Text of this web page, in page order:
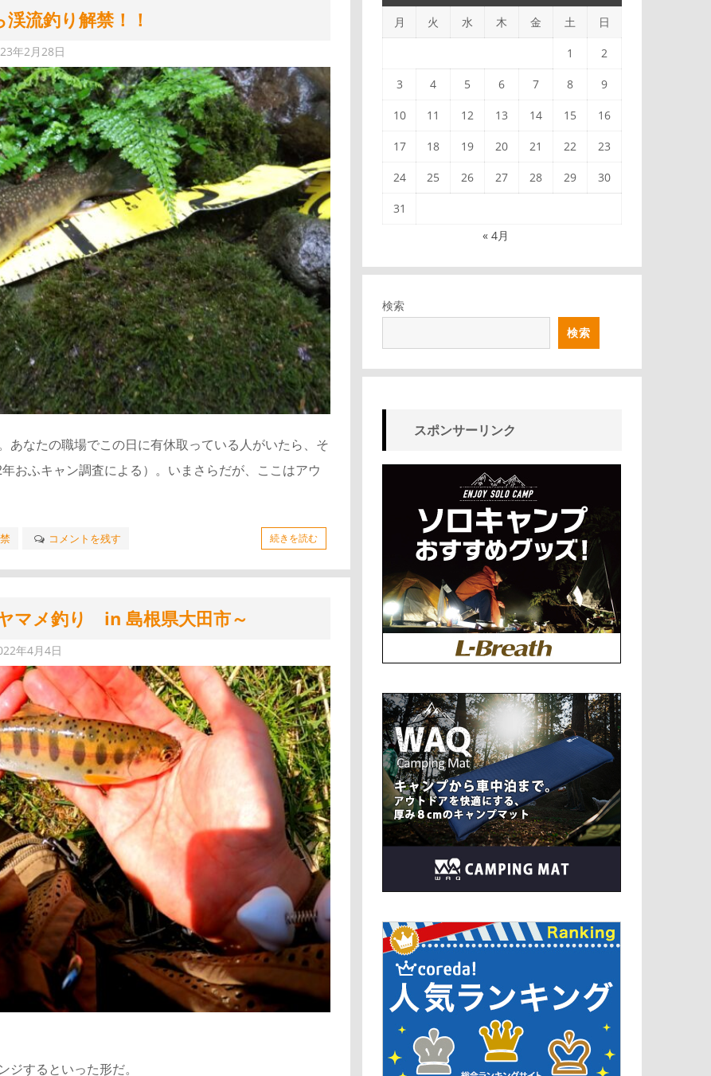
流釣り解禁！！
年2月28日
あなたの職場でこの日に有休取っている人がいたら、そ
おふキャン調査による）。いまさらだが、ここはアウ
コメントを残す 続きを読む
マメ釣り in 島根県大田市～
年4月4日
するといった形だ。
月 火 水 木 金 土 日
1 2
3 4 5 6 7 8 9
10 11 12 13 14 15 16
17 18 19 20 21 22 23
24 25 26 27 28 29 30
31
« 4月
検索
検索
スポンサーリンク